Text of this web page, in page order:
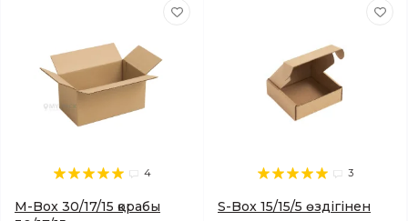
4
M-Box 30/17/15 қорабы
3
S-Box 15/15/5 өздігінен